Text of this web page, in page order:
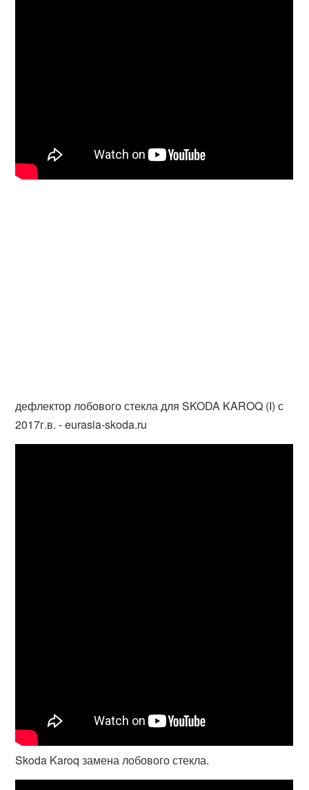
дефлектор лобового стекла для SKODA KAROQ (I) с
2017г.в. - eurasia-skoda.ru
Skoda Karoq замена лобового стекла.